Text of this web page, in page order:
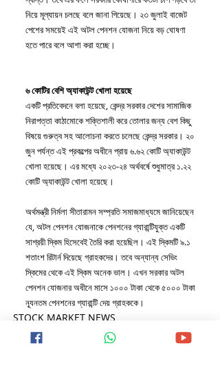
নিয়ে মূল্যায়ন চলছে বলে জানা গিয়েছে। ২৩ জুলাই বাজেট
পেশের সময়েই এই অটল পেনশন যোজনা নিয়ে বড় ঘোষণা
হতে পারে বলে আশা করা হচ্ছে।
৬ কোটির বেশি অ্যাকাউন্ট খোলা হয়েছে
একটি প্রতিবেদনে বলা হয়েছে, কেন্দ্র সরকার দেশের সামাজিক
নিরাপত্তা কাঠামোকে শক্তিশালী করে তোলার জন্য বেশ কিছু
বিষয়ে গুরুত্ব সহ আলোচনা করতে চলেছে কেন্দ্র সরকার। ২০
জুন পর্যন্ত এই প্রকল্পের অধীনে প্রায় ৬.৬২ কোটি অ্যাকাউন্ট
খোলা হয়েছে। এর মধ্যে ২০২৩-২৪ অর্থবর্ষে শুধুমাত্র ১.২২
কোটি অ্যাকাউন্ট খোলা হয়েছে।
অর্থমন্ত্রী নির্মলা সীতারামন সম্প্রতি সমাজমাধ্যমে জানিয়েছেন
যে, অটল পেনশন যোজনাকে পেনশনের গ্যারান্টিযুক্ত একটি
সাশ্রয়ী স্কিম হিসেবেই তৈরি করা হয়েছিল। এই স্কিমটি ৯.১
শতাংশ রিটার্ন দিয়েছে গ্রাহকদের। তবে অন্যান্য সেভিং
স্কিমের থেকে এই স্কিম অনেক ভাল। এখন সরকার অটল
পেনশন যোজনার অধীনে মাসে ১০০০ টাকা থেকে ৫০০০ টাকা
ন্যূনতম পেনশনের গ্যারান্টি দেয় গ্রাহককে।
STOCK MARKET NEWS
BUSINESSES NEWS
INDIA NEWS